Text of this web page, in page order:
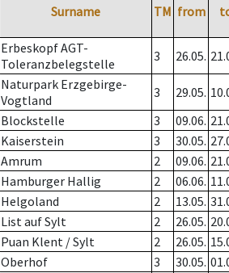
Surname TM from
Erbeskopf AGT-
Toleranzbelegstelle
3 26.05.
Naturpark Erzgebirge-
Vogtland
3 29.05.
Blockstelle 3 09.06.
Kaiserstein 3 30.05.
Amrum 2 09.06.
Hamburger Hallig 2 06.06.
Helgoland 2 13.05.
List auf Sylt 2 26.05.
Puan Klent / Sylt 2 26.05.
Oberhof 3 30.05.